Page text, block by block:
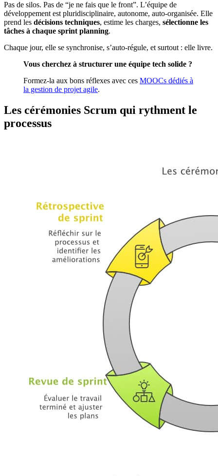
Pas de silos. Pas de “je ne fais que le front”. L’équipe de
développement est pluridisciplinaire, autonome, auto-organisée. Elle
prend les décisions techniques, estime les charges, sélectionne les
tâches à chaque sprint planning.
Chaque jour, elle se synchronise, s’auto-régule, et surtout : elle livre.
Vous cherchez à structurer une équipe tech solide ?
Formez-la aux bons réflexes avec ces MOOCs dédiés à
la gestion de projet agile.
Les cérémonies Scrum qui rythment le
processus